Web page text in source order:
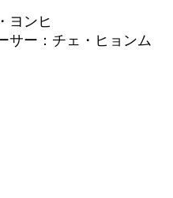
ヨンヒ
サー：チェ・ヒョンム